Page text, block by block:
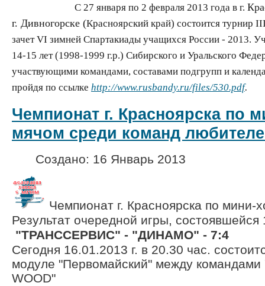
С 27 января по 2 февраля 2013 года в г.
г. Дивногорске (Красноярский край) состоится турнир
зачет VΙ зимней Спартакиады учащихся России - 2013.
14-15 лет (1998-1999 г.р.) Сибирского и Уральского
участвующими командами, составами подгрупп и
пройдя по ссылке http://www.rusbandy.ru/files/530.pdf.
Чемпионат г. Красноярска по
мячом среди команд
Создано: 16 Январь 2013
Чемпионат г. Красноярска по мини-
Результат очередной игры, состоявшейся
"ТРАНССЕРВИС" - "ДИНАМО" - 7:4
Сегодня 16.01.2013 г. в 20.30 час.
модуле "Первомайский" между